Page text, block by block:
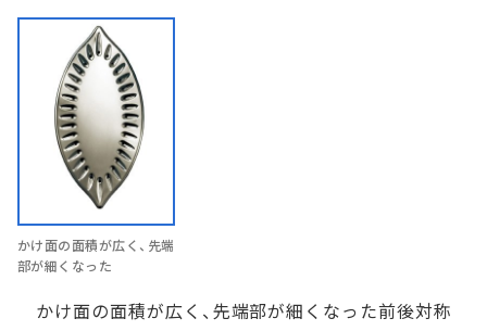
かけ面の面積が広く、先端
部が細くなった
かけ面の面積が広く、先端部が細くなった前後対称